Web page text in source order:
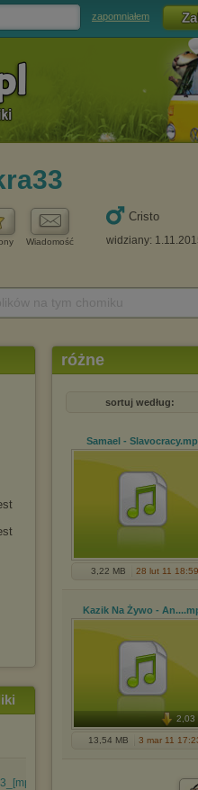
zapomniałem
Wiadomość
Cristo
widziany:
różne
sortuj według:
Samael - Slavocracy
3,22 MB 28 lut 11 18:59
Kazik Na Żywo - An...
2,03
13,54 MB 3 mar 11